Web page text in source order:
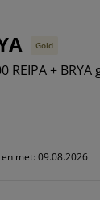
Gold
REIPA +
met: 09.08.2026